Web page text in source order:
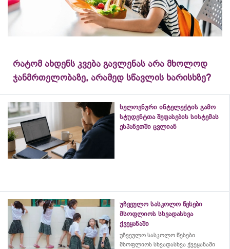
რატომ ახდენს კვება გავლენას არა მხოლოდ
ჯანმრთელობაზე, არამედ სწავლის ხარისხზე?
ხელოვნური ინტელექტის გამო
სტუდენტთა შეფასების სისტემას
ესპანეთში ცვლიან
უჩვეულო სასკოლო წესები
მსოფლიოს სხვადასხვა
ქვეყანაში
უჩვეულო სასკოლო წესები
მსოფლიოს სხვადასხვა ქვეყანაში